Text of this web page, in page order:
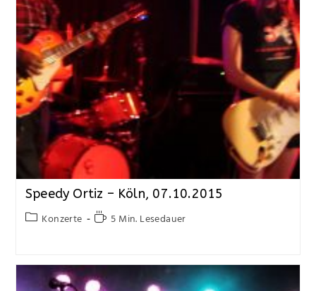
Speedy Ortiz – Köln, 07.10.2015
Konzerte 5 Min. Lesedauer